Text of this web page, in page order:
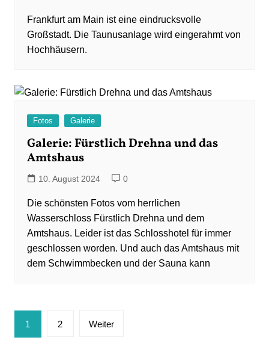
Frankfurt am Main ist eine eindrucksvolle
Großstadt. Die Taunusanlage wird eingerahmt von
Hochhäusern.
Fotos Galerie
Galerie: Fürstlich Drehna und das
Amtshaus
10. August 2024 0
Die schönsten Fotos vom herrlichen
Wasserschloss Fürstlich Drehna und dem
Amtshaus. Leider ist das Schlosshotel für immer
geschlossen worden. Und auch das Amtshaus mit
dem Schwimmbecken und der Sauna kann
Seitennummerierung
der
1 2 Weiter